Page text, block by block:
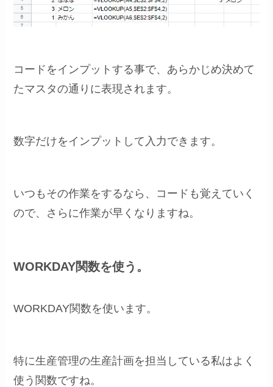
コードをインプットする事で、あらかじめ決めて
たマスタの通りに表現されます。
数字だけをインプットして入力できます。
いつもその作業をするなら、コードも覚えていく
ので、さらに作業が早くなりますね。
WORKDAY関数を使う。
WORKDAY関数を使います。
特に生産管理の生産計画を担当している私はよく
使う関数ですね。